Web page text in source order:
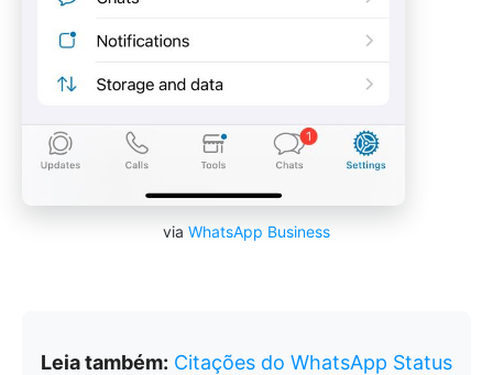
via WhatsApp Business
Leia também: Citações do WhatsApp Status